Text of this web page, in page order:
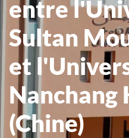
entre
Sultan
et
Nanchang
(Chine)